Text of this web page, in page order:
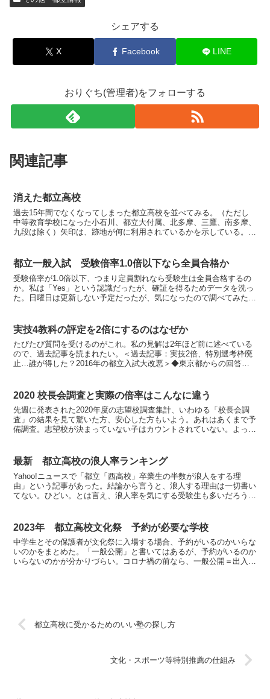
シェアする
X Facebook LINE
おりぐち(管理者)をフォローする
関連記事
消えた都立高校
過去15年間でなくなってしまった都立高校を並べてみる。（ただし
中等教育学校になった小石川、都立大付属、北多摩、三鷹、南多摩、
九段は除く）矢印は、跡地が何に利用されているかを示している。忠
都立一般入試 受験倍率1.0倍以下なら全員合格か
受験倍率が1.0倍以下、つまり定員割れなら受験生は全員合格するの
か。私は「Yes」という認識だったが、確証を得るためデータを洗っ
た。日曜日は更新しない予定だったが、気になったので調べてみた。
実技4教科の評定を2倍にするのはなぜか
たびたび質問を受けるのがこれ。私の見解は2年ほど前に述べている
ので、過去記事を読まれたい。＜過去記事：実技2倍、特別選考枠廃
止…誰が得した？2016年の都立入試大改悪＞◆東京都からの回答は
2020 校長会調査と実際の倍率はこんなに違う
先週に発表された2020年度の志望校調査集計、いわゆる「校長会調
査」の結果を見て驚いた方、安心した方もいよう。あれはあくまで予
備調査。志望校が決まっていない子はカウントされていない。よっ
最新 都立高校の浪人率ランキング
Yahoo!ニュースで「都立「西高校」卒業生の半数が浪人をする理
由」という記事があった。結論から言うと、浪人する理由は一切書い
てない。ひどい。とは言え、浪人率を気にする受験生も多いだろう。
2023年 都立高校文化祭 予約が必要な学校
中学生とその保護者が文化祭に入場する場合、予約がいるのかいらな
いのかをまとめた。「一般公開」と書いてはあるが、予約がいるのか
いらないのかが分かりづらい。コロナ禍の前なら、一般公開＝出入り
都立高校に受かるためのいい塾の探し方
文化・スポーツ等特別推薦の仕組み